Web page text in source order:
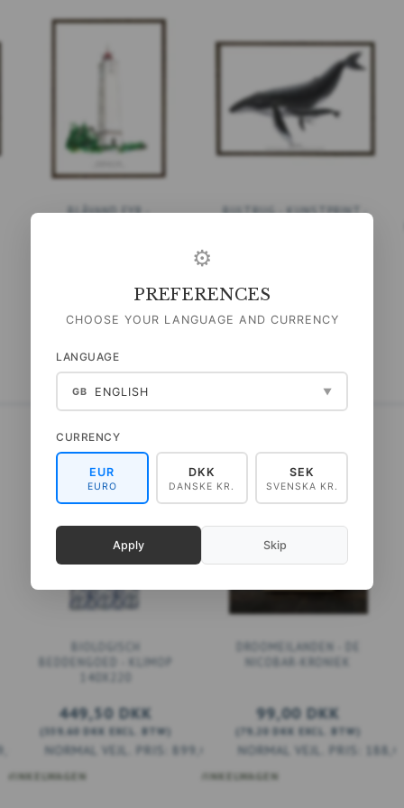
BLÅVAND FYR -
BULTRUG - KUNSTPRINT -
BEKIJK ALLE OPTIES
BEKIJK ALLE OPTIES
DKK
BEDDENGOED - KLIMOP
140X220
449,50 DKK
359,60 DKK EXCL. BTW
899,00 DKK
WINKELWAGEN
DROOMEILANDEN - DE
NICOBAR-KRONIEK
99,00 DKK
79,20 DKK EXCL. BTW
VOEG TOE AAN WINKELWAGEN
⚙
PREFERENCES
CHOOSE YOUR LANGUAGE AND CURRENCY
LANGUAGE
GB ENGLISH ▼
CURRENCY
EUR
EURO
DKK
DANSKE KR.
SEK
SVENSKA KR.
Apply Skip